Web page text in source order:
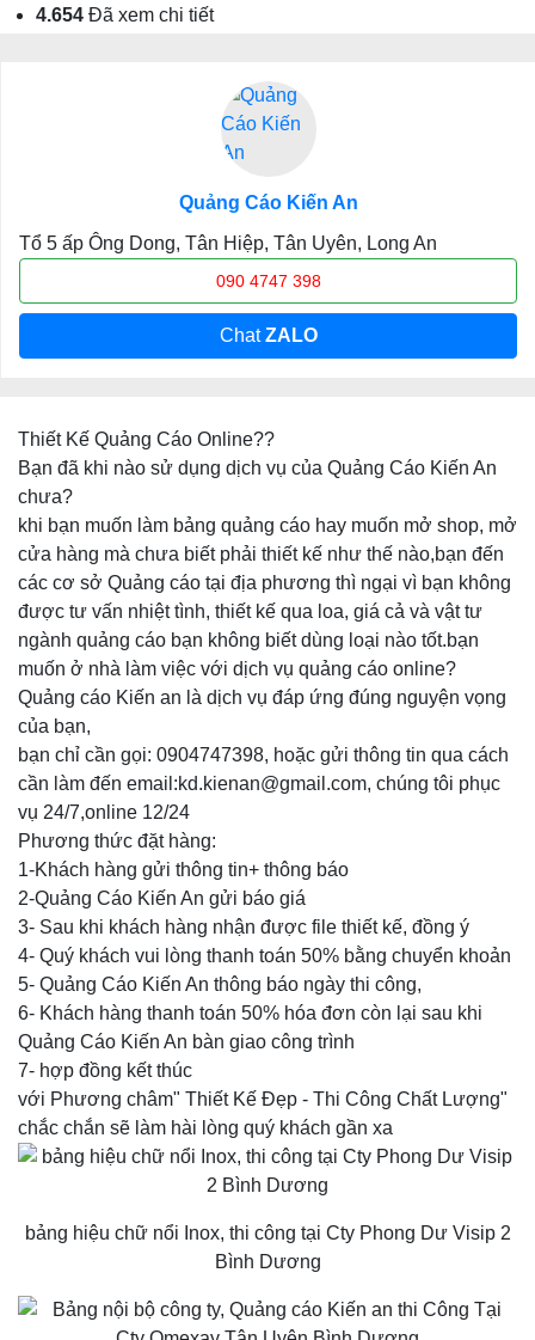
4.654 Đã xem chi tiết
Quảng Cáo Kiến An
Tổ 5 ấp Ông Dong, Tân Hiệp, Tân Uyên, Long An
090 4747 398
ChatZALO
Thiết Kế Quảng Cáo Online??
Bạn đã khi nào sử dụng dịch vụ của Quảng Cáo Kiến An
chưa?
khi bạn muốn làm bảng quảng cáo hay muốn mở shop, mở
cửa hàng mà chưa biết phải thiết kế như thế nào,bạn đến
các cơ sở Quảng cáo tại địa phương thì ngại vì bạn không
được tư vấn nhiệt tình, thiết kế qua loa, giá cả và vật tư
ngành quảng cáo bạn không biết dùng loại nào tốt.bạn
muốn ở nhà làm việc với dịch vụ quảng cáo online?
Quảng cáo Kiến an là dịch vụ đáp ứng đúng nguyện vọng
của bạn,
bạn chỉ cần gọi: 0904747398, hoặc gửi thông tin qua cách
cần làm đến email:kd.kienan@gmail.com, chúng tôi phục
vụ 24/7,online 12/24
Phương thức đặt hàng:
1-Khách hàng gửi thông tin+ thông báo
2-Quảng Cáo Kiến An gửi báo giá
3- Sau khi khách hàng nhận được file thiết kế, đồng ý
4- Quý khách vui lòng thanh toán 50% bằng chuyển khoản
5- Quảng Cáo Kiến An thông báo ngày thi công,
6- Khách hàng thanh toán 50% hóa đơn còn lại sau khi
Quảng Cáo Kiến An bàn giao công trình
7- hợp đồng kết thúc
với Phương châm" Thiết Kế Đẹp - Thi Công Chất Lượng"
chắc chắn sẽ làm hài lòng quý khách gần xa
bảng hiệu chữ nổi Inox, thi công tại Cty Phong Dư Visip 2
Bình Dương